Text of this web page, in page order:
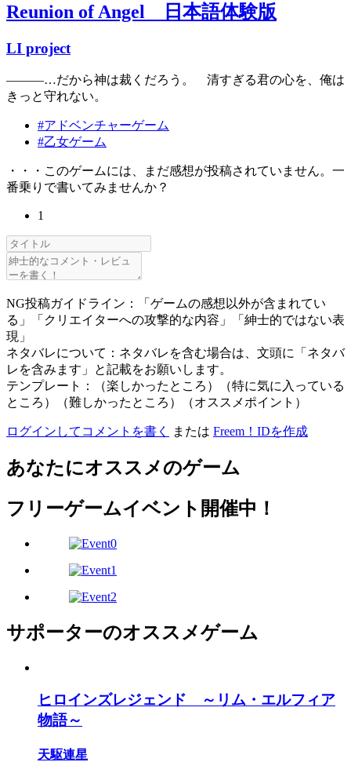
Reunion of Angel 日本語体験版
LI project
―――…だから神は裁くだろう。 清すぎる君の心を、俺は
きっと守れない。
#アドベンチャーゲーム
#乙女ゲーム
・・・このゲームには、まだ感想が投稿されていません。一
番乗りで書いてみませんか？
1
NG投稿ガイドライン：「ゲームの感想以外が含まれてい
る」「クリエイターへの攻撃的な内容」「紳士的ではない表
現」
ネタバレについて：ネタバレを含む場合は、文頭に「ネタバ
レを含みます」と記載をお願いします。
テンプレート：（楽しかったところ）（特に気に入っている
ところ）（難しかったところ）（オススメポイント）
ログインしてコメントを書く または Freem！IDを作成
あなたにオススメのゲーム
フリーゲームイベント開催中！
サポーターのオススメゲーム
ヒロインズレジェンド ～リム・エルフィア
物語～
天駆連星